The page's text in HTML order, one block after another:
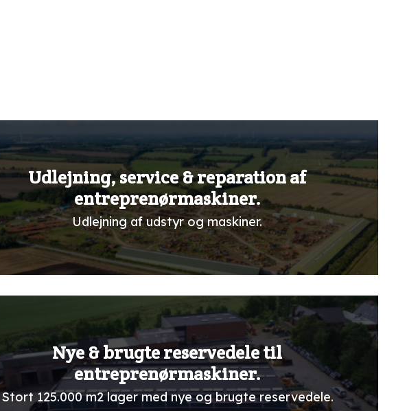
Udlejning, service & reparation af
entreprenørmaskiner.
Udlejning af udstyr og maskiner.
Nye & brugte reservedele til
entreprenørmaskiner.
Stort 125.000 m2 lager med nye og brugte reservedele.